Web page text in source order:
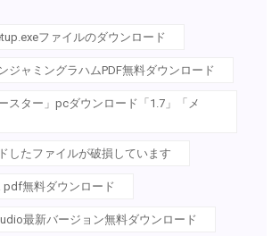
ファイルのダウンロード
ジャミングラハムPDF無料ダウンロード
スター」pcダウンロード「1.7」「メ
したファイルが破損しています
pdf無料ダウンロード
最新バージョン無料ダウンロード